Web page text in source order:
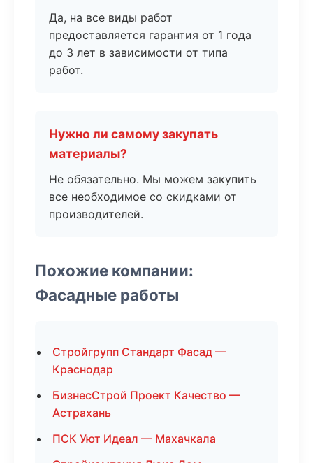
Да, на все виды работ
предоставляется гарантия от 1 года
до 3 лет в зависимости от типа
работ.
Нужно ли самому закупать
материалы?
Не обязательно. Мы можем закупить
все необходимое со скидками от
производителей.
Похожие компании:
Фасадные работы
Стройгрупп Стандарт Фасад —
Краснодар
БизнесСтрой Проект Качество —
Астрахань
ПСК Уют Идеал — Махачкала